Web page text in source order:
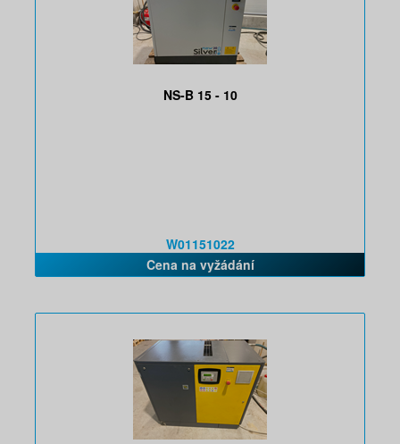
NS-B 15 - 10
W01151022
Cena na vyžádání